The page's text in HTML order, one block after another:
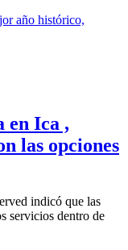
en Ica ,
las opciones
indicó que las
servicios dentro de